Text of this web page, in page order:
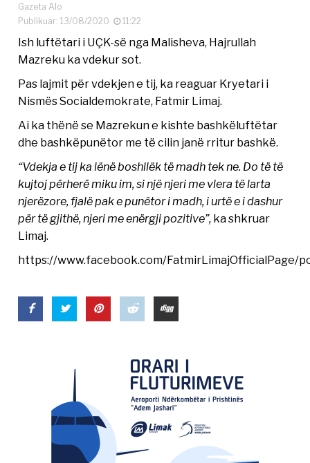
Gazeta Alo
Publikuar: 13/08/2020
11:22
Ish luftëtari i UÇK-së nga Malisheva, Hajrullah
Mazreku ka vdekur sot.
Pas lajmit për vdekjen e tij, ka reaguar Kryetari i
Nismës Socialdemokrate, Fatmir Limaj.
Ai ka thënë se Mazrekun e kishte bashkëluftëtar
dhe bashkëpunëtor me të cilin janë rritur bashkë.
“Vdekja e tij ka lënë boshllëk të madh tek ne. Do të të
kujtoj përherë miku im, si një njeri me vlera të larta
njerëzore, fjalë pak e punëtor i madh, i urtë e i dashur
për të gjithë, njeri me enërgji pozitive”, ka shkruar
Limaj.
https://www.facebook.com/FatmirLimajOfficialPage/